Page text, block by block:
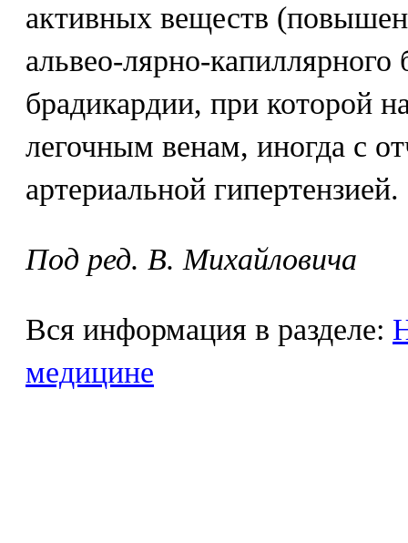
активных веществ
альвео-лярно-капиллярного
брадикардии, при которой
легочным венам, иногда с
артериальной гипертензией.
Под ред. В. Михайловича
Вся информация в разделе:
медицине